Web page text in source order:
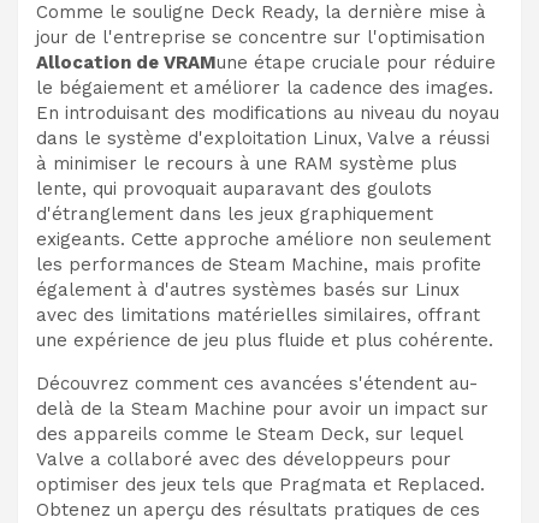
Comme le souligne Deck Ready, la dernière mise à
jour de l'entreprise se concentre sur l'optimisation
Allocation de VRAMune étape cruciale pour réduire
le bégaiement et améliorer la cadence des images.
En introduisant des modifications au niveau du noyau
dans le système d'exploitation Linux, Valve a réussi
à minimiser le recours à une RAM système plus
lente, qui provoquait auparavant des goulots
d'étranglement dans les jeux graphiquement
exigeants. Cette approche améliore non seulement
les performances de Steam Machine, mais profite
également à d'autres systèmes basés sur Linux
avec des limitations matérielles similaires, offrant
une expérience de jeu plus fluide et plus cohérente.
Découvrez comment ces avancées s'étendent au-
delà de la Steam Machine pour avoir un impact sur
des appareils comme le Steam Deck, sur lequel
Valve a collaboré avec des développeurs pour
optimiser des jeux tels que Pragmata et Replaced.
Obtenez un aperçu des résultats pratiques de ces